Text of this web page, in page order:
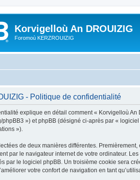
Korvigelloù An DROUIZIG
Foromoù KERZROUIZIG
- Politique de confidentialité
explique en détail comment « Korvigelloù
phpBB3 ») et phpBB (désigné ci-après par «
»).
de deux manières différentes.
par le navigateur internet de votre ordinateur.
par le logiciel phpBB. Un troisième cookie sera
votre confort de navigation en tant